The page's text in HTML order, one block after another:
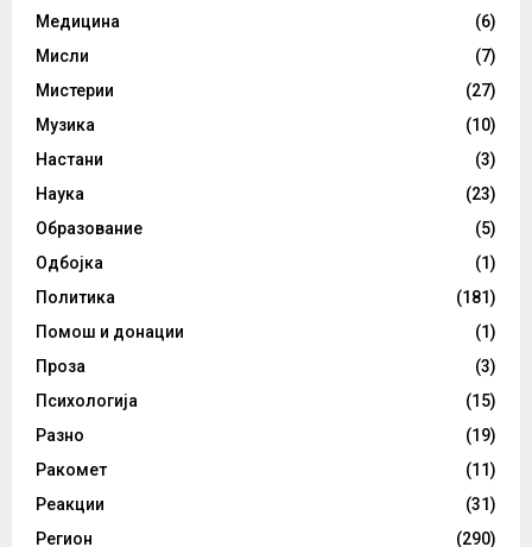
Медицина
(6)
Мисли
(7)
Мистерии
(27)
Музика
(10)
Настани
(3)
Наука
(23)
Образование
(5)
Одбојка
(1)
Политика
(181)
Помош и донации
(1)
Проза
(3)
Психологија
(15)
Разно
(19)
Ракомет
(11)
Реакции
(31)
Регион
(290)